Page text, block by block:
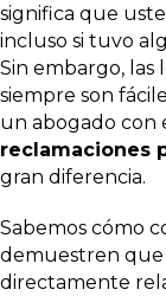
significa que
incluso si tuvo
Sin embargo, las
siempre son
un abogado con
reclamaciones
gran diferencia.
Sabemos cómo
demuestren que
directamente